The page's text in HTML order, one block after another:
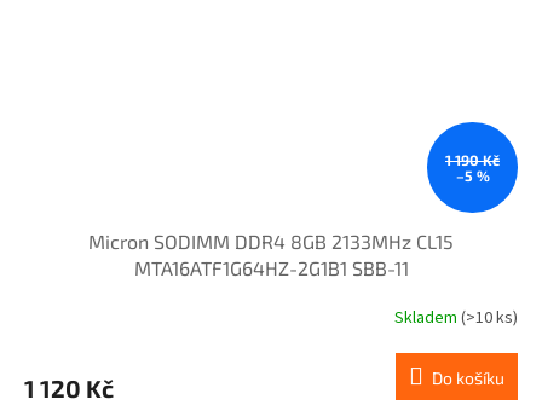
1 190 Kč
–5 %
Micron SODIMM DDR4 8GB 2133MHz CL15
MTA16ATF1G64HZ-2G1B1 SBB-11
Skladem (>10 ks)
1 120 Kč Do košíku